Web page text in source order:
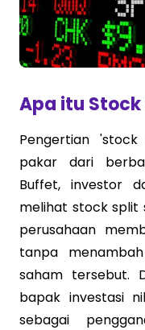
Apa itu Stock
Pengertian
pakar dari
Buffet, investor
melihat stock split
perusahaan
tanpa
saham tersebut.
bapak investasi
sebagai